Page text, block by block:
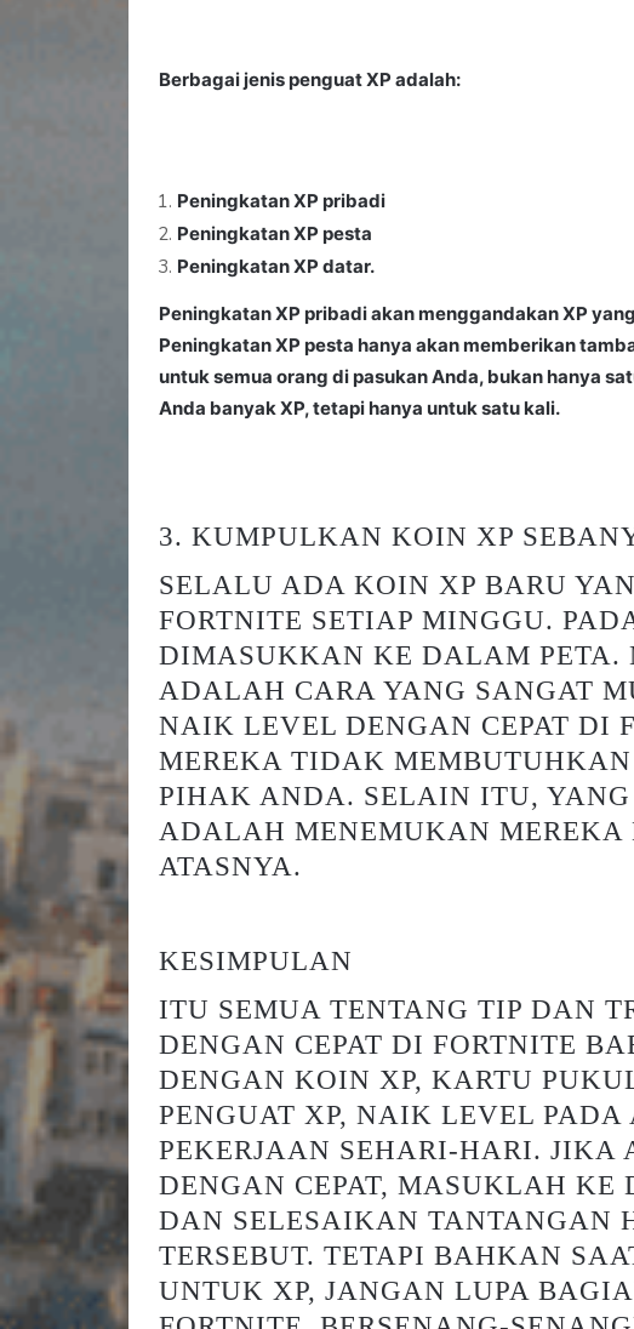
Berbagai jenis penguat XP adalah:
Peningkatan XP pribadi
Peningkatan XP pesta
Peningkatan XP datar.
Peningkatan XP pribadi akan menggandakan XP
Peningkatan XP pesta hanya akan memberikan
untuk semua orang di pasukan Anda, bukan hanya
Anda banyak XP, tetapi hanya untuk satu kali.
3. KUMPULKAN KOIN XP
SELALU ADA KOIN XP BARU
FORTNITE SETIAP MINGGU.
DIMASUKKAN KE DALAM PETA.
ADALAH CARA YANG SANGAT
NAIK LEVEL DENGAN CEPAT DI
MEREKA TIDAK
PIHAK ANDA. SELAIN ITU,
ADALAH MENEMUKAN MEREKA
ATASNYA.
KESIMPULAN
ITU SEMUA TENTANG TIP DAN
DENGAN CEPAT DI FORTNITE
DENGAN KOIN XP, KARTU
PENGUAT XP, NAIK LEVEL
PEKERJAAN SEHARI-HARI.
DENGAN CEPAT, MASUKLAH
DAN SELESAIKAN TANTANGAN
TERSEBUT. TETAPI BAHKAN
UNTUK XP, JANGAN LUPA